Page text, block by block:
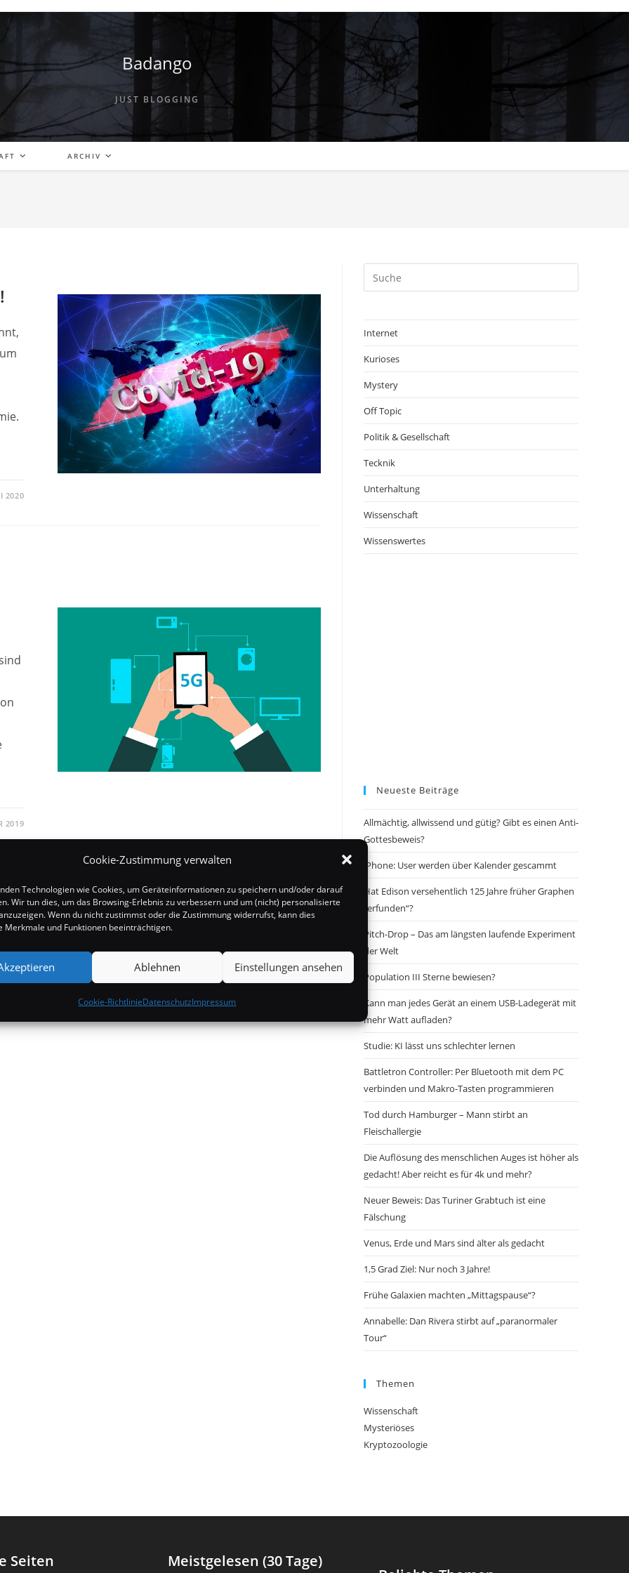
Cookie-Zustimmung verwalten
Technologien wie Cookies, um Geräteinformationen zu speichern und/oder darauf
Wir tun dies, um das Browsing-Erlebnis zu verbessern und um (nicht) personalisierte
Wenn du nicht zustimmst oder die Zustimmung widerrufst, kann dies
Merkmale und Funktionen beeinträchtigen.
Ablehnen Einstellungen ansehen
Cookie-RichtlinieDatenschutzImpressum
Badango
JUST BLOGGING
ARCHIV
2020
2019
Internet
Kurioses
Mystery
Off Topic
Politik & Gesellschaft
Tecknik
Unterhaltung
Wissenschaft
Wissenswertes
Neueste Beiträge
Allmächtig, allwissend und gütig? Gibt es einen Anti-
Gottesbeweis?
iPhone: User werden über Kalender gescammt
Hat Edison versehentlich 125 Jahre früher Graphen
„erfunden“?
Pitch-Drop – Das am längsten laufende Experiment
der Welt
Population III Sterne bewiesen?
Kann man jedes Gerät an einem USB-Ladegerät mit
mehr Watt aufladen?
Studie: KI lässt uns schlechter lernen
Battletron Controller: Per Bluetooth mit dem PC
verbinden und Makro-Tasten programmieren
Tod durch Hamburger – Mann stirbt an
Fleischallergie
Die Auflösung des menschlichen Auges ist höher als
gedacht! Aber reicht es für 4k und mehr?
Neuer Beweis: Das Turiner Grabtuch ist eine
Fälschung
Venus, Erde und Mars sind älter als gedacht
1,5 Grad Ziel: Nur noch 3 Jahre!
Frühe Galaxien machten „Mittagspause“?
Annabelle: Dan Rivera stirbt auf „paranormaler
Tour“
Themen
Wissenschaft
Mysteriöses
Kryptozoologie
Seiten Meistgelesen (30 Tage)